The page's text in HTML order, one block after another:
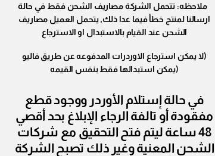
ملاحظه: تتحمل الشركة مصاريف الشحن فقط في حالة
ارسالنا لمنتج خطأ فيما عدا ذلك, يتحمل العميل مصاريف
الشحن عند القيام بالاستبدال او الاسترجاع
(لا يمكن استرجاع الاوردرات المدفوعه عن طريق فاليو
(يمكن استبدالها فقط بنفس القيمه
في حالة إستلام الأوردر ووجود قطع
مفقودة أو تالفة الرجاء الإبلاغ بحد أقصي
48 ساعة ليتم فتح التحقيق مع شركات
الشحن المعنية وغير ذلك تصبح الشركة